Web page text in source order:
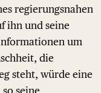
regierungsnahen
ihn und seine
um
die
steht, würde eine